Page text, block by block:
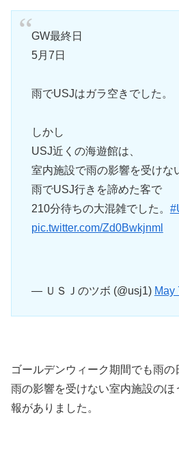
GW最終日
5月7日
雨でUSJはガラ空きでした。
しかし
USJ近くの海遊館は、
室内施設で雨の影響を受けな
雨でUSJ行きを諦めた客で
210分待ちの大混雑でした。
pic.twitter.com/Zd0Bwkjnml
— ＵＳＪのツボ (@usj1) May
ゴールデンウィーク期間でも雨の
雨の影響を受けない室内施設の
報がありました。